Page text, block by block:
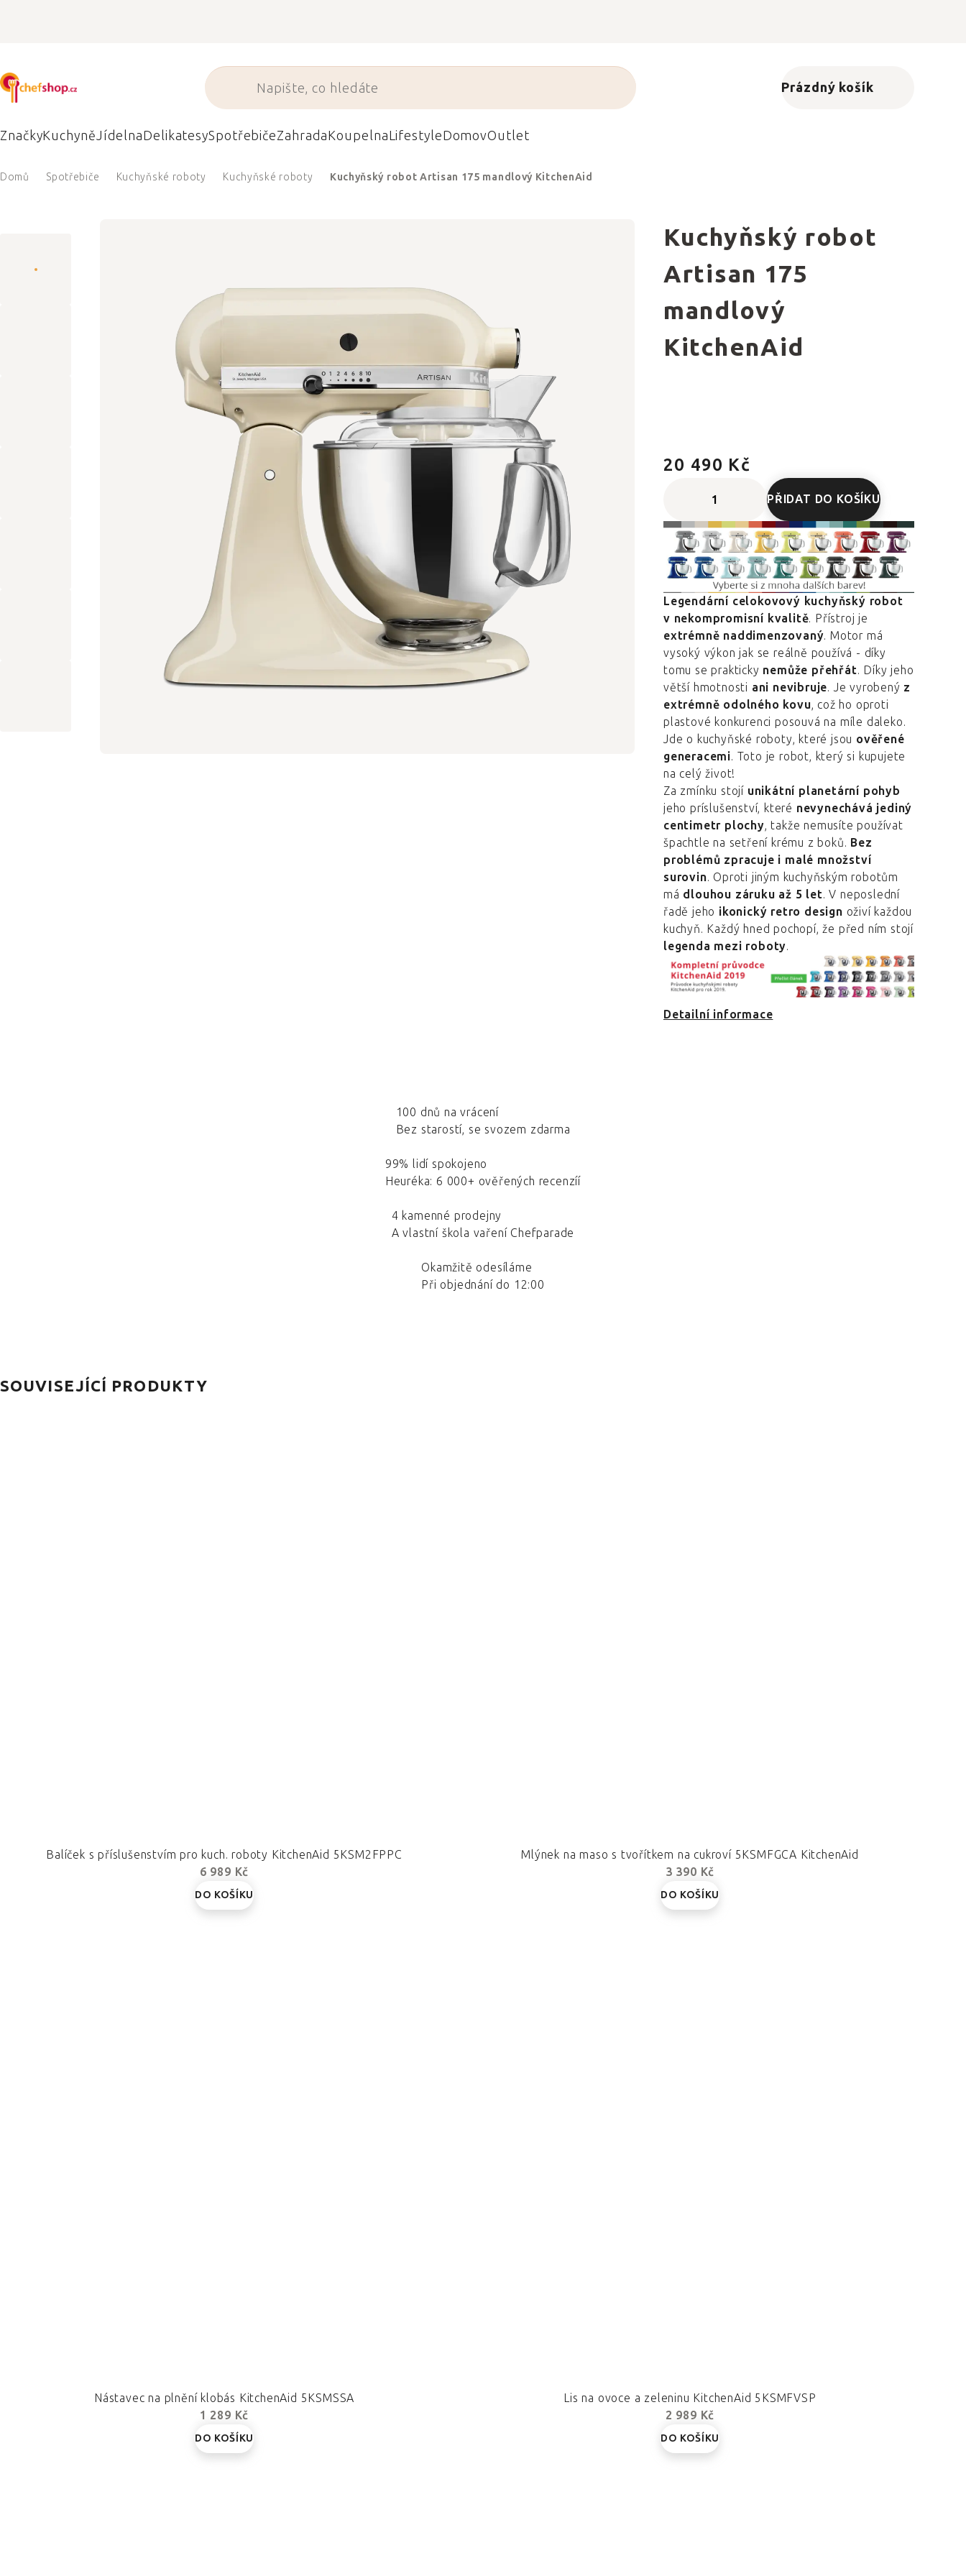
Nákupní košík
Prázdný košík
ZnačkyKuchyněJídelnaDelikatesySpotřebičeZahradaKoupelnaLifestyleDomovOutlet
Domů Spotřebiče Kuchyňské roboty Kuchyňské roboty Kuchyňský robot Artisan 175 mandlový KitchenAid
Kuchyňský robot
Artisan 175
mandlový
KitchenAid
20 490 Kč
PŘIDAT DO KOŠÍKU
Legendární celokovový kuchyňský robot
v nekompromisní kvalitě. Přístroj je
extrémně naddimenzovaný. Motor má
vysoký výkon jak se reálně používá - díky
tomu se prakticky nemůže přehřát. Díky jeho
větší hmotnosti ani nevibruje. Je vyrobený z
extrémně odolného kovu, což ho oproti
plastové konkurenci posouvá na míle daleko.
Jde o kuchyňské roboty, které jsou ověřené
generacemi. Toto je robot, který si kupujete
na celý život!
Za zmínku stojí unikátní planetární pohyb
jeho príslušenství, které nevynechává jediný
centimetr plochy, takže nemusíte používat
špachtle na setření krému z boků. Bez
problémů zpracuje i malé množství
surovin. Oproti jiným kuchyňským robotům
má dlouhou záruku až 5 let. V neposlední
řadě jeho ikonický retro design oživí každou
kuchyň. Každý hned pochopí, že před ním stojí
legenda mezi roboty.
Detailní informace
100 dnů na vrácení
Bez starostí, se svozem zdarma
99% lidí spokojeno
Heuréka: 6 000+ ověřených recenzíí
4 kamenné prodejny
A vlastní škola vaření Chefparade
Okamžitě odesíláme
Při objednání do 12:00
SOUVISEJÍCÍ PRODUKTY
Balíček s příslušenstvím pro kuch. roboty KitchenAid 5KSM2FPPC
6 989 Kč
DO KOŠÍKU
Mlýnek na maso s tvořítkem na cukroví 5KSMFGCA KitchenAid
3 390 Kč
DO KOŠÍKU
Nástavec na plnění klobás KitchenAid 5KSMSSA
1 289 Kč
DO KOŠÍKU
Lis na ovoce a zeleninu KitchenAid 5KSMFVSP
2 989 Kč
DO KOŠÍKU